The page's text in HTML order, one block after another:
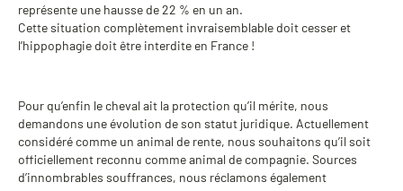
représente une hausse de 22 % en un an.
Cette situation complètement invraisemblable doit cesser et
l’hippophagie doit être interdite en France !
Pour qu’enfin le cheval ait la protection qu’il mérite, nous
demandons une évolution de son statut juridique. Actuellement
considéré comme un animal de rente, nous souhaitons qu’il soit
officiellement reconnu comme animal de compagnie. Sources
d’innombrables souffrances, nous réclamons également